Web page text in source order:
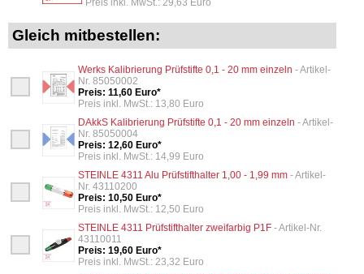
Gleich mitbestellen:
Werks Kalibrierung Prüfstifte 0,1 - 20 mm einzeln - Artikel-
Nr. 85050002
Preis: 11,60 Euro*
Preis inkl. MwSt.: 13,80 Euro
DAkkS Kalibrierung Prüfstifte 0,1 - 20 mm einzeln - Artikel-
Nr. 85050004
Preis: 12,60 Euro*
Preis inkl. MwSt.: 14,99 Euro
STEINLE 4311 Alu Prüfstifthalter 1,00 - 1,99 mm - Artikel-
Nr. 43110200
Preis: 10,50 Euro*
Preis inkl. MwSt.: 12,50 Euro
STEINLE 4311 Prüfstifthalter zweifarbig P1F - Artikel-Nr.
43110011
Preis: 19,60 Euro*
Preis inkl. MwSt.: 23,32 Euro